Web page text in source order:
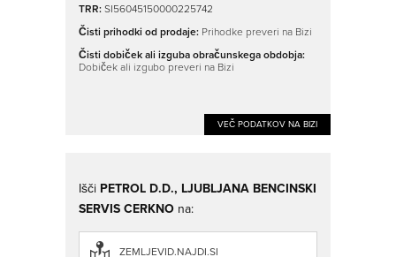
TRR:SI56045150000225742
Čisti prihodki od prodaje: Prihodke preveri na Bizi
Čisti dobiček ali izguba obračunskega obdobja:
Dobiček ali izgubo preveri na Bizi
VEČ PODATKOV NA BIZI
Išči PETROL D.D., LJUBLJANA BENCINSKI
SERVIS CERKNO na:
ZEMLJEVID.NAJDI.SI